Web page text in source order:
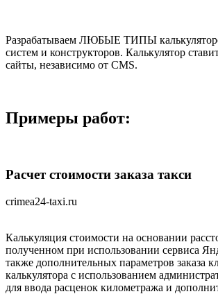
Разрабатываем ЛЮБЫЕ ТИПЫ
систем и конструкторов. Калькулятор
сайты, независимо от CMS.
Примеры работ:
Расчет стоимости заказа такси
crimea24-taxi.ru
Калькуляция стоимости на основании
полученном при использовании сервиса
также дополнительных параметров заказа
калькулятора с использованием
для ввода расценок километража и